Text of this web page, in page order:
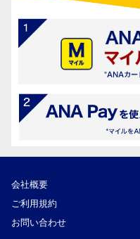
会社概要
ご利用規約
お問い合わせ